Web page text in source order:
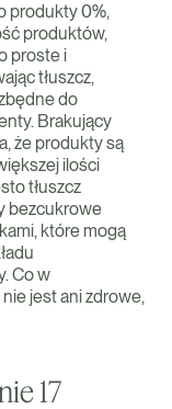
produkty 0%,
produktów,
proste i
tłuszcz,
do
Brakujący
że produkty są
ilości
tłuszcz
bezcukrowe
które mogą
Co w
nie jest ani zdrowe,
17